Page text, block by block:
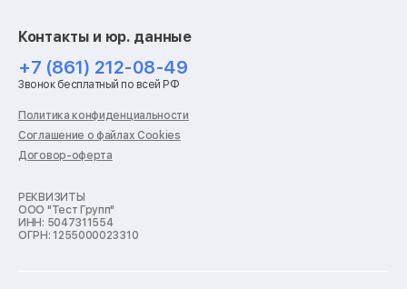
Ремонт роботов-пылесосов
Ремонт холодильников
Ремонт стиральных машин
Ремонт пылесосов
Ремонт варочных панелей
Ремонт духовых шкафов
Ремонт кондиционеров
Ремонт кухонных комбайнов
Ремонт морозильных камер
Ремонт отпаривателей
Ремонт плоттеров
Контакты и юр. данные
+7 (861) 212-08-49
Звонок бесплатный по всей РФ
Политика конфиденциальности
Соглашение о файлах Cookies
Договор-оферта
РЕКВИЗИТЫ
ООО "Тест Групп"
ИНН: 5047311554
ОГРН: 1255000023310